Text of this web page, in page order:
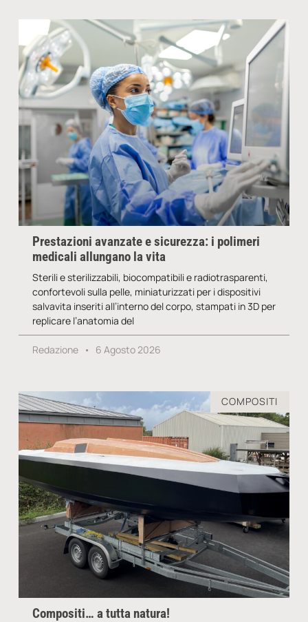
Prestazioni avanzate e sicurezza: i polimeri
medicali allungano la vita
Sterili e sterilizzabili, biocompatibili e radiotrasparenti,
confortevoli sulla pelle, miniaturizzati per i dispositivi
salvavita inseriti all’interno del corpo, stampati in 3D per
replicare l’anatomia del
Redazione 6 Agosto 2026
COMPOSITI
Compositi… a tutta natura!